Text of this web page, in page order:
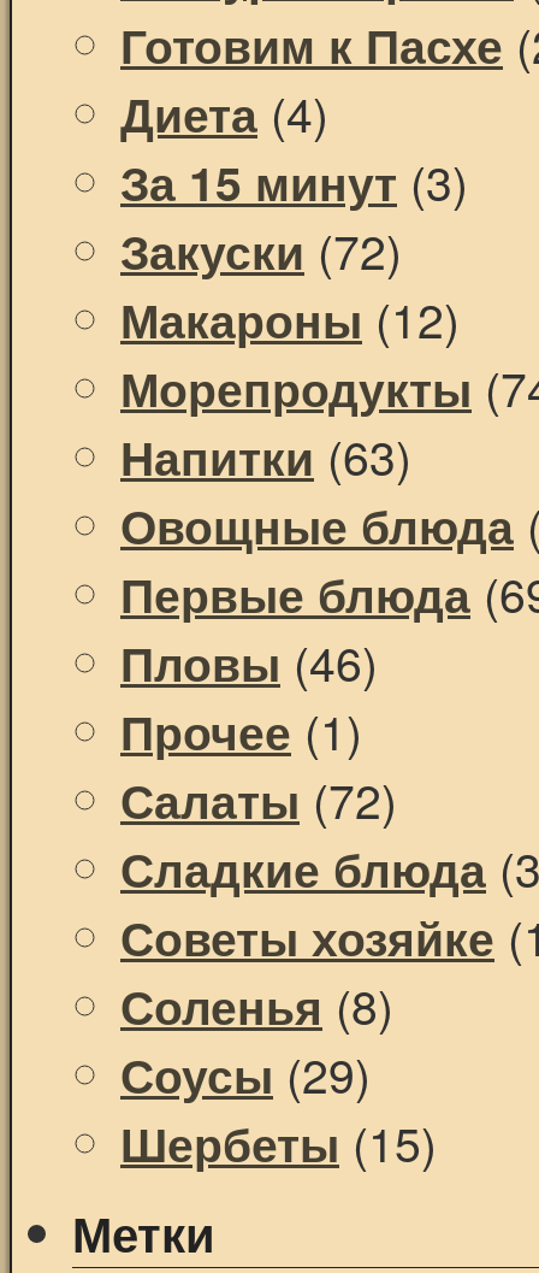
Готовим к Пасхе
Диета (4)
За 15 минут (3)
Закуски (72)
Макароны (12)
Морепродукты
Напитки (63)
Овощные блюда
Первые блюда
Пловы (46)
Прочее (1)
Салаты (72)
Сладкие блюда
Советы хозяйке
Соленья (8)
Соусы (29)
Шербеты (15)
Метки